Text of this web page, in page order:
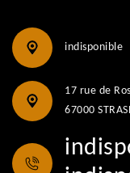
indisponible
17 rue de
67000